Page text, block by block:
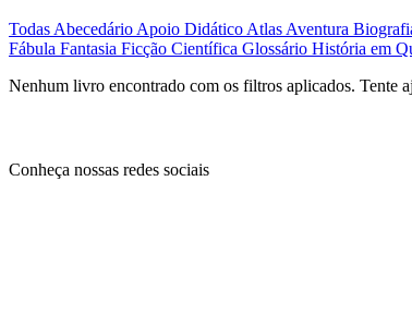
TodasAbecedárioApoio DidáticoAtlasAventura
Fábula Fantasia Ficção Científica Glossário História em
Nenhum livro encontrado com os filtros aplicados. Tente
Conheça nossas redes sociais